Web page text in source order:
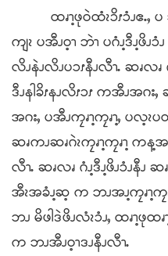
ထၧၫ့ဖုဝဲထံၩၥိၭၥံၪဧႉႇ ပ
ကျၩ ပအီၪဝ့ၫ ဘဲၫ ပဂံၪ့ဒီၪ့ဖိၪ
လိၪနဲၪလိၪပၥၭနီၪလီၫႉ ဆၧလၧ
ဒီၪနါခိၭနၪလိၭၥၭ ကအီၪအဂး
အဂးႇ ပအီၪကၠၧၫ့ကၠၧၫ့ႇ ပလ့ၩ
ဆၧကၪဆၧဂဲၩကၠၧၫ့ကၠၧၫ့ ကန့
လီၫႉ ဆၧလၧ ဂံၪ့ဒီၪ့ဖိၪၥံၪနီၪ
အီၩအခံၪ့ဆ့ က ဘၪအၪ့ကၠၧၫ့ကၠ
ဘၪ မိဖါဒဲဖိၪလံၩၥံၪႇ ထၧၫ့ဖုထၧ
က ဘၪအီၪဝ့ၫဒၪနီၪလီၫႉ